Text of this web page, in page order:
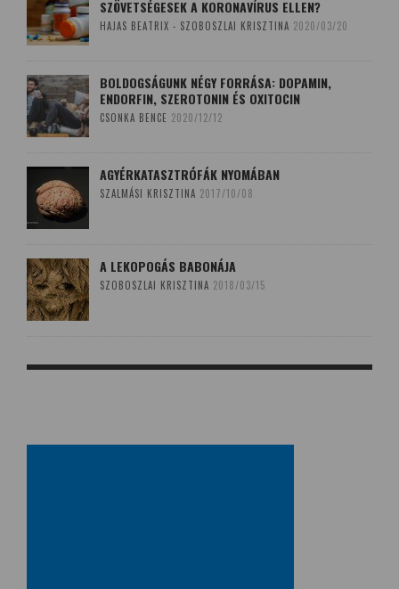
SZÖVETSÉGESEK A KORONAVÍRUS ELLEN?
HAJAS BEATRIX - SZOBOSZLAI KRISZTINA 2020/03/20
BOLDOGSÁGUNK NÉGY FORRÁSA: DOPAMIN,
ENDORFIN, SZEROTONIN ÉS OXITOCIN
CSONKA BENCE 2020/12/12
AGYÉRKATASZTRÓFÁK NYOMÁBAN
SZALMÁSI KRISZTINA 2017/10/08
A LEKOPOGÁS BABONÁJA
SZOBOSZLAI KRISZTINA 2018/03/15